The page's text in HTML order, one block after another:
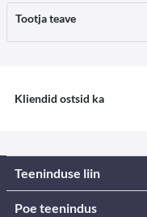
Tootja teave
Kliendid ostsid ka
Teeninduse liin
Poe teenindus